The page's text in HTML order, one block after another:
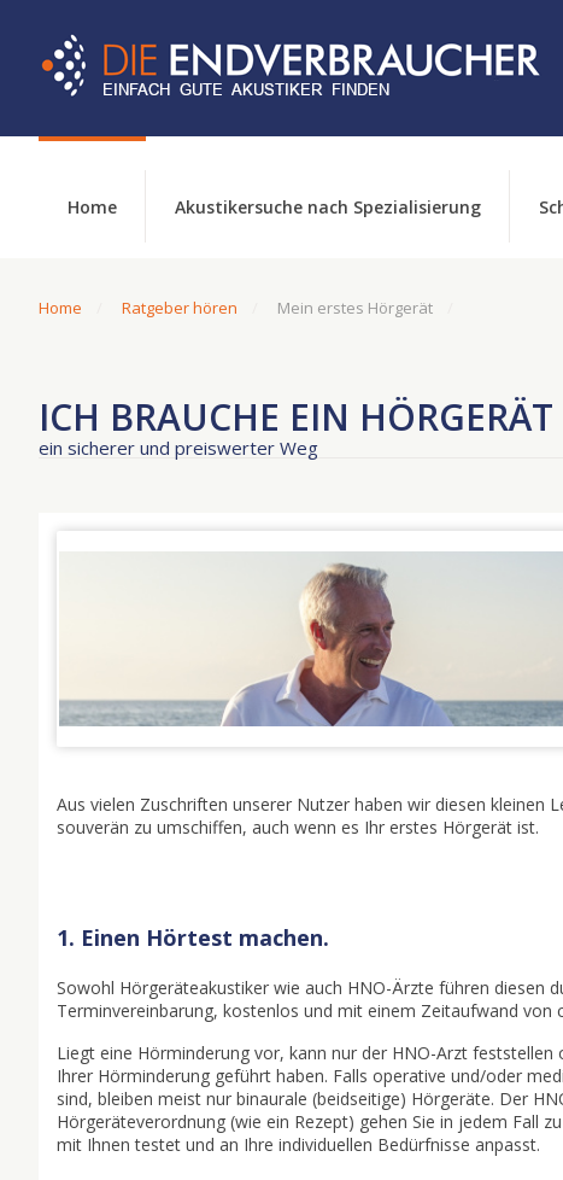
Home Akustikersuche nach Spezialisierung
Home Ratgeber hören Mein erstes Hörgerät
ICH BRAUCHE EIN HÖRGERÄT
ein sicherer und preiswerter Weg
Aus vielen Zuschriften unserer Nutzer haben wir diesen kleinen
souverän zu umschiffen, auch wenn es Ihr erstes Hörgerät ist.
1. Einen Hörtest machen.
Sowohl Hörgeräteakustiker wie auch HNO-Ärzte führen diesen
Terminvereinbarung, kostenlos und mit einem Zeitaufwand
Liegt eine Hörminderung vor, kann nur der HNO-Arzt
Ihrer Hörminderung geführt haben. Falls operative und/oder
sind, bleiben meist nur binaurale (beidseitige) Hörgeräte. Der
Hörgeräteverordnung (wie ein Rezept) gehen Sie in jedem Fall
mit Ihnen testet und an Ihre individuellen Bedürfnisse anpasst.